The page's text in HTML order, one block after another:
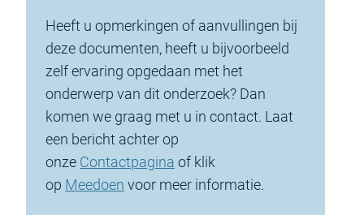
Heeft u opmerkingen of aanvullingen bij
deze documenten, heeft u bijvoorbeeld
zelf ervaring opgedaan met het
onderwerp van dit onderzoek? Dan
komen we graag met u in contact. Laat
een bericht achter op
onze Contactpagina of klik
op Meedoen voor meer informatie.